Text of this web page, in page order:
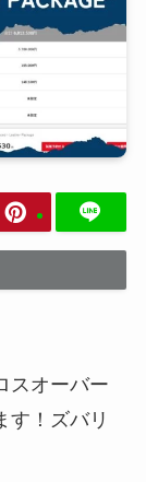
スオーバー
す！ズバリ